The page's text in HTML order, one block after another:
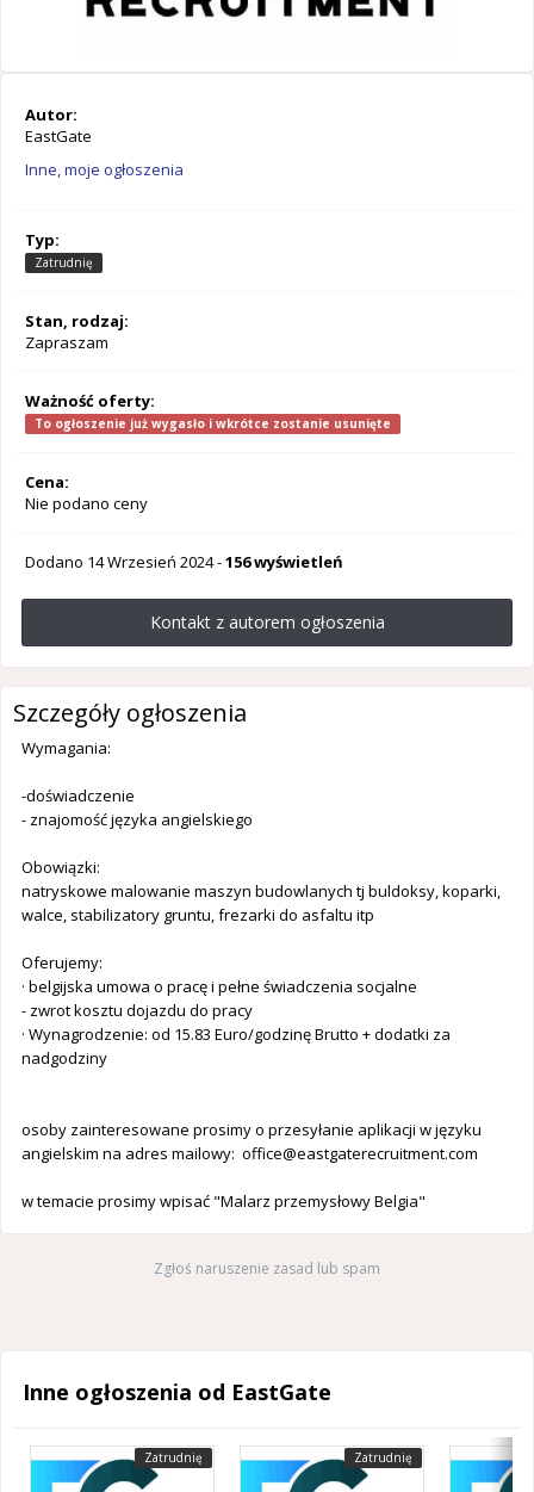
Autor:
EastGate
Inne, moje ogłoszenia
Typ:
Zatrudnię
Stan, rodzaj:
Zapraszam
Ważność oferty:
To ogłoszenie już wygasło i wkrótce zostanie usunięte
Cena:
Nie podano ceny
Dodano 14 Wrzesień 2024-156 wyświetleń
Kontakt z autorem ogłoszenia
Szczegóły ogłoszenia
Wymagania:
-doświadczenie
- znajomość języka angielskiego
Obowiązki:
natryskowe malowanie maszyn budowlanych tj buldoksy, koparki,
walce, stabilizatory gruntu, frezarki do asfaltu itp
Oferujemy:
· belgijska umowa o pracę i pełne świadczenia socjalne
- zwrot kosztu dojazdu do pracy
· Wynagrodzenie: od 15.83 Euro/godzinę Brutto + dodatki za
nadgodziny
osoby zainteresowane prosimy o przesyłanie aplikacji w języku
angielskim na adres mailowy: office@eastgaterecruitment.com
w temacie prosimy wpisać "Malarz przemysłowy Belgia"
Zgłoś naruszenie zasad lub spam
Inne ogłoszenia od EastGate
Zatrudnię Zatrudnię